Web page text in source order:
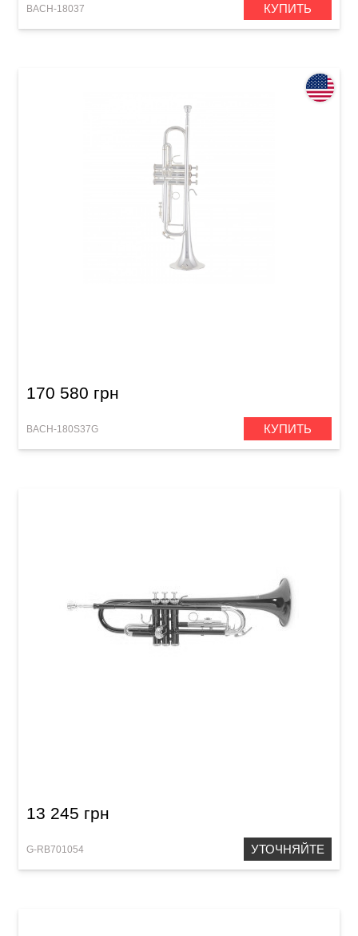
BACH-18037 КУПИТЬ
170 580 грн
BACH-180S37G КУПИТЬ
13 245 грн
G-RB701054 УТОЧНЯЙТЕ